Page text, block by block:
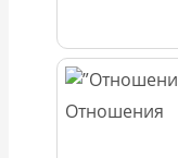
Отношения